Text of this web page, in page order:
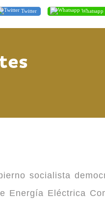
Twitter Whatsapp
socialista
Energía Eléctrica